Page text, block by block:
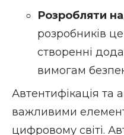
Розробляти
розробників
створенні
вимогам
Автентифікація та
важливими
цифровому світі.